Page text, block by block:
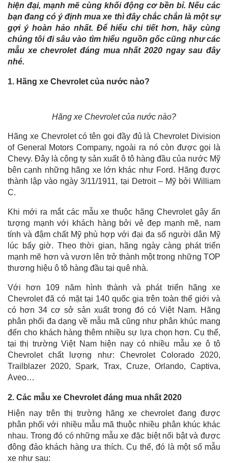
hiện đại, mạnh mẽ cùng khối động cơ bền bỉ. Nếu các
bạn đang có ý định mua xe thì đây chắc chắn là một sự
gợi ý hoàn hảo nhất. Để hiểu chi tiết hơn, hãy cùng
chúng tôi đi sâu vào tìm hiểu nguồn gốc cũng như các
mẫu xe chevrolet đáng mua nhất 2020 ngay sau đây
nhé.
1. Hãng xe Chevrolet của nước nào?
Hãng xe Chevrolet của nước nào?
Hãng xe Chevrolet có tên gọi đầy đủ là Chevrolet Division
of General Motors Company, ngoài ra nó còn được gọi là
Chevy. Đây là công ty sản xuất ô tô hàng đầu của nước Mỹ
bên cạnh những hãng xe lớn khác như Ford. Hãng được
thành lập vào ngày 3/11/1911, tại Detroit – Mỹ bởi William
C.
Khi mới ra mắt các mẫu xe thuộc hãng Chevrolet gây ấn
tượng mạnh với khách hàng bởi vẻ đẹp mạnh mẽ, nam
tính và đậm chất Mỹ phù hợp với đại đa số người dân Mỹ
lúc bấy giờ. Theo thời gian, hãng ngày càng phát triển
mạnh mẽ hơn và vươn lên trở thành một trong những TOP
thương hiệu ô tô hàng đầu tại quê nhà.
Với hơn 109 năm hình thành và phát triển hãng xe
Chevrolet đã có mặt tại 140 quốc gia trên toàn thế giới và
có hơn 34 cơ sở sản xuất trong đó có Việt Nam. Hãng
phân phối đa dạng về mẫu mã cũng như phân khúc mang
đến cho khách hàng thêm nhiều sự lựa chọn hơn. Cụ thể,
tại thị trường Việt Nam hiện nay có nhiều mẫu xe ô tô
Chevrolet chất lượng như: Chevrolet Colorado 2020,
Trailblazer 2020, Spark, Trax, Cruze, Orlando, Captiva,
Aveo…
2. Các mẫu xe Chevrolet đáng mua nhất 2020
Hiện nay trên thị trường hãng xe chevrolet đang được
phân phối với nhiều mẫu mã thuộc nhiều phân khúc khác
nhau. Trong đó có những mẫu xe đặc biệt nổi bật và được
đông đảo khách hàng ưa thích. Cụ thể, đó là một số mẫu
xe như sau: